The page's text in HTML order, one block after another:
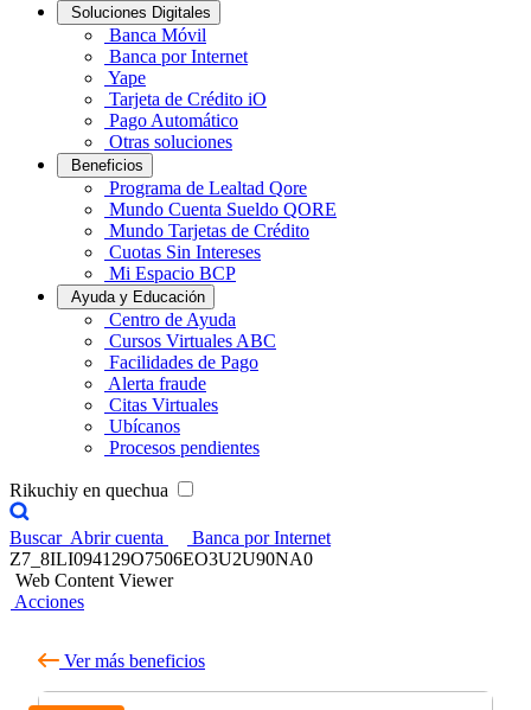
Soluciones Digitales
Banca Móvil
Banca por Internet
Yape
Tarjeta de Crédito iO
Pago Automático
Otras soluciones
Beneficios
Programa de Lealtad Qore
Mundo Cuenta Sueldo QORE
Mundo Tarjetas de Crédito
Cuotas Sin Intereses
Mi Espacio BCP
Ayuda y Educación
Centro de Ayuda
Cursos Virtuales ABC
Facilidades de Pago
Alerta fraude
Citas Virtuales
Ubícanos
Procesos pendientes
Rikuchiy en quechua
Buscar Abrir cuenta
Banca por Internet
Z7_8ILI094129O7506EO3U2U90NA0
Web Content Viewer
Acciones
Ver más beneficios